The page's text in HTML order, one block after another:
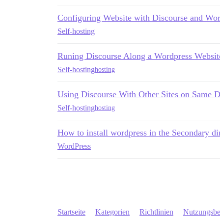
Configuring Website with Discourse and
Self-hosting
Runing Discourse Along a Wordpress
Self-hostinghosting
Using Discourse With Other Sites on Same
Self-hostinghosting
How to install wordpress in the Secondary
WordPress
Startseite Kategorien Richtlinien